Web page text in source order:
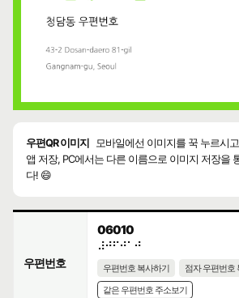
우편QR 이미지
모바일에선 이미지를 꾹 누르시
앱 저장, PC에서는 다른 이름으로 이미지 저장을
다! 😄
우편번호
06010
⠼⠚⠋⠚⠁⠚
우편번호 복사하기 점자 우편번호
같은 우편번호 주소보기